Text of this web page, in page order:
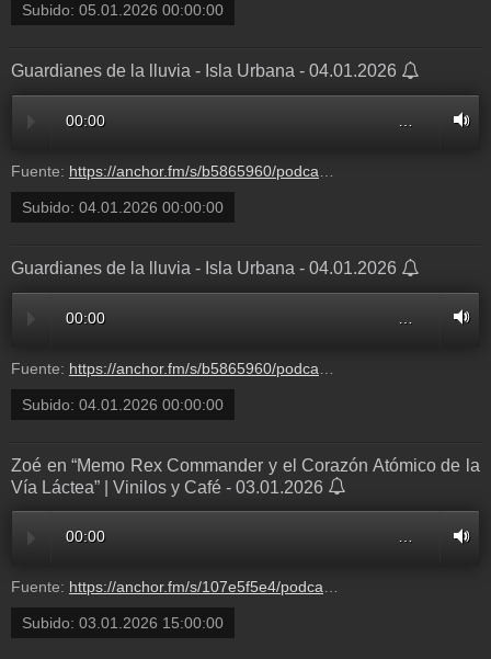
Subido: 05.01.2026 00:00:00
Guardianes de la lluvia - Isla Urbana - 04.01.2026
00:00
Fuente: https://anchor.fm/s/b5865960/podcast/play/113386501/https%3A%2F%2Fd3ctxlq1ktw2nl.cloudfront.net%2Fstaging%2F2026-0-2%2F84d5e31f-508c-e4e7-96b9-765b2eb5fec6.mp3
Subido: 04.01.2026 00:00:00
Guardianes de la lluvia - Isla Urbana - 04.01.2026
00:00
Fuente: https://anchor.fm/s/b5865960/podcast/play/113386501/https%3A%2F%2Fd3ctxlq1ktw2nl.cloudfront.net%2Fstaging%2F2026-0-2%2F84d5e31f-508c-e4e7-96b9-765b2eb5fec6.mp3
Subido: 04.01.2026 00:00:00
Zoé en “Memo Rex Commander y el Corazón Atómico de la
Vía Láctea” | Vinilos y Café - 03.01.2026
00:00 …
Fuente: https://anchor.fm/s/107e5f5e4/podcast/play/113187886/https%3A%2F%2Fd3ctxlq1ktw2nl.cloudfront.net%2Fstaging%2F2025-11-28%2F415095165-44100-2-c3317771dda1.mp3
Subido: 03.01.2026 15:00:00